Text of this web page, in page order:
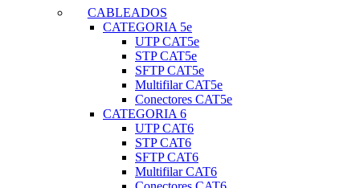
CABLEADOS
CATEGORIA 5e
UTP CAT5e
STP CAT5e
SFTP CAT5e
Multifilar CAT5e
Conectores CAT5e
CATEGORIA 6
UTP CAT6
STP CAT6
SFTP CAT6
Multifilar CAT6